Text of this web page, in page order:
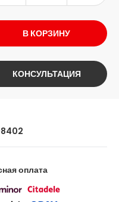
В КОРЗИНУ
КОНСУЛЬТАЦИЯ
оплата